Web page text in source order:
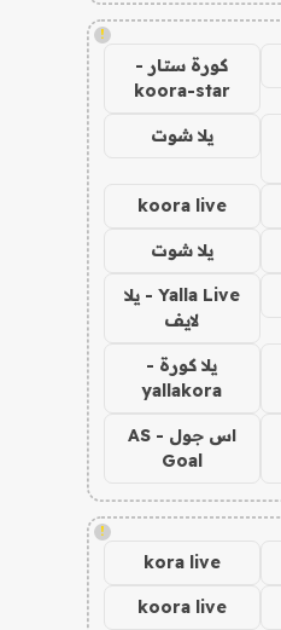
!
كورة ستار -
koora-star
يلا شوت
koora live
يلا شوت
Yalla Live - يلا
لايف
يلا كورة -
yallakora
اس جول - AS
Goal
!
kora live
koora live